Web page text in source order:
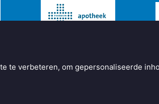
te verbeteren, om gepersonaliseerde